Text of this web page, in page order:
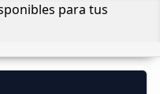
para tus